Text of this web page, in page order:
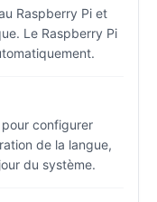
Raspberry Pi et
Le Raspberry Pi
configurer
de la langue,
du système.